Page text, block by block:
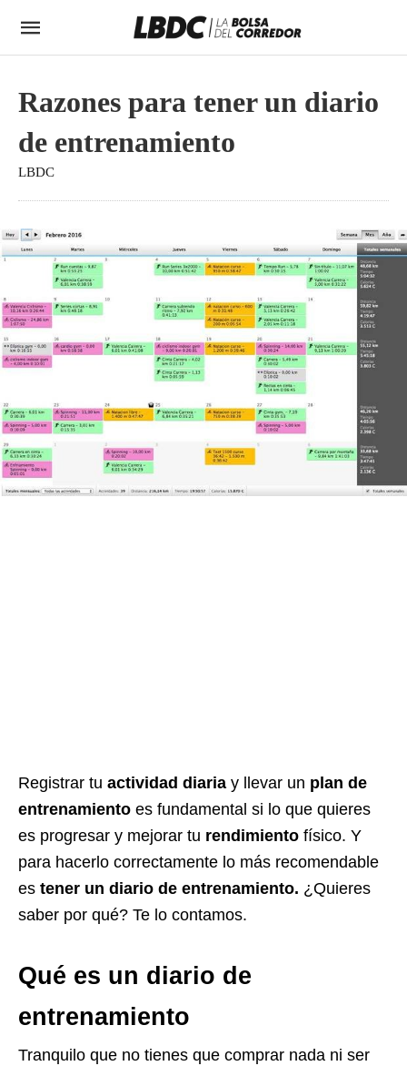
Razones para tener un diario
de entrenamiento
LBDC
Registrar tu actividad diaria y llevar un plan de
entrenamiento es fundamental si lo que quieres
es progresar y mejorar tu rendimiento físico. Y
para hacerlo correctamente lo más recomendable
es tener un diario de entrenamiento. ¿Quieres
saber por qué? Te lo contamos.
Qué es un diario de
entrenamiento
Tranquilo que no tienes que comprar nada ni ser